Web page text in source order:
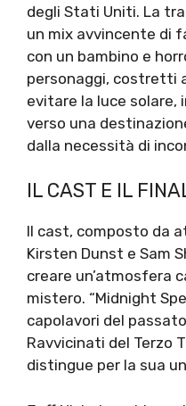
degli Stati Uniti. La
un mix avvincente di
con un bambino e
personaggi, costretti
evitare la luce solare,
verso una
dalla necessità di
IL CAST E IL
Il cast, composto da
Kirsten Dunst e Sam
creare un’atmosfera
mistero. “Midnight
capolavori del
Ravvicinati del Terzo
distingue per la sua